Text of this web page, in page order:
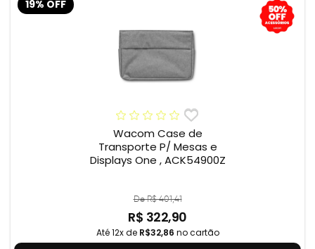
19% OFF
Wacom Case de
Transporte P/ Mesas e
Displays One , ACK54900Z
De R$ 401,41
R$ 322,90
Até 12x de R$32,86 no cartão